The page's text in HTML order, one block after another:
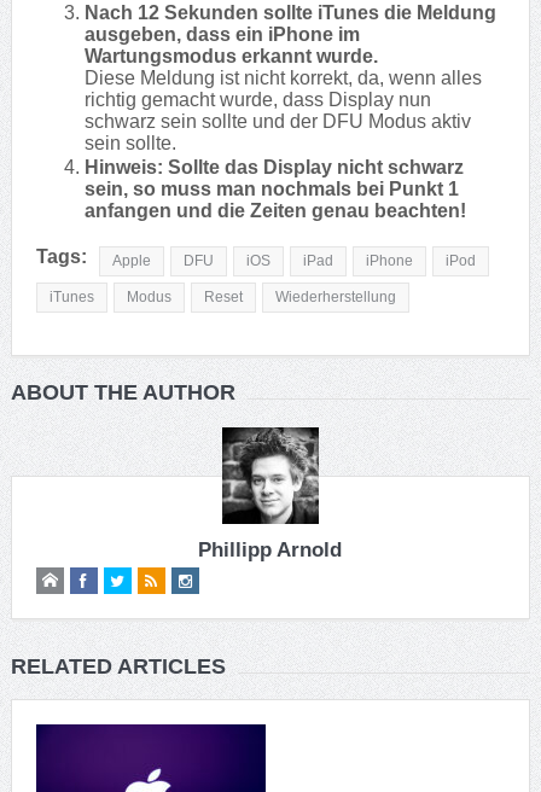
Nach 12 Sekunden sollte iTunes die Meldung
ausgeben, dass ein iPhone im
Wartungsmodus erkannt wurde.
Diese Meldung ist nicht korrekt, da, wenn alles
richtig gemacht wurde, dass Display nun
schwarz sein sollte und der DFU Modus aktiv
sein sollte.
Hinweis: Sollte das Display nicht schwarz
sein, so muss man nochmals bei Punkt 1
anfangen und die Zeiten genau beachten!
Tags: Apple DFU iOS iPad iPhone iPod
iTunes Modus Reset Wiederherstellung
ABOUT THE AUTHOR
Phillipp Arnold
RELATED ARTICLES